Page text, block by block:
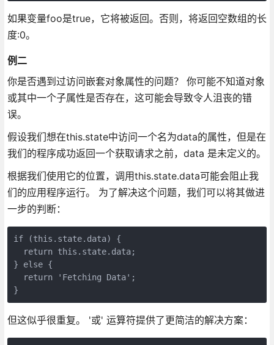
如果变量foo是true，它将被返回。否则，将返回空数组的长
度:0。
例二
你是否遇到过访问嵌套对象属性的问题？ 你可能不知道对象
或其中一个子属性是否存在，这可能会导致令人沮丧的错
误。
假设我们想在this.state中访问一个名为data的属性，但是在
我们的程序成功返回一个获取请求之前，data 是未定义的。
根据我们使用它的位置，调用this.state.data可能会阻止我
们的应用程序运行。 为了解决这个问题，我们可以将其做进
一步的判断：
if (this.state.data) {
  return this.state.data;
} else {
  return 'Fetching Data';
但这似乎很重复。 '或' 运算符提供了更简洁的解决方案：